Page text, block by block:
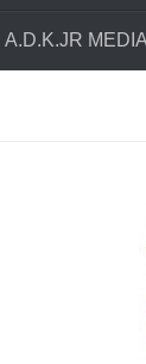
A.D.K.JR MEDIA